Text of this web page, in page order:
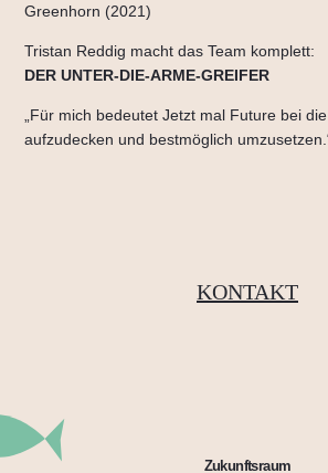
Greenhorn (2021)
Tristan Reddig macht das Team komplett:
DER UNTER-DIE-ARME-GREIFER
„Für mich bedeutet Jetzt mal Future bei
aufzudecken und bestmöglich
KONTAKT
Zukunftsraum